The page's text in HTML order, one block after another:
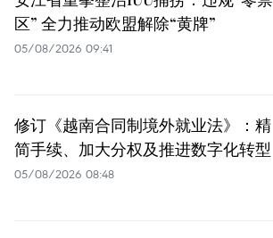
区” 全力推动欧盟解除“黄牌”
05/08/2026 09:41
修订《越南合同制境外就业法》：精
简手续、加大分权及推进数字化转型
05/08/2026 08:48